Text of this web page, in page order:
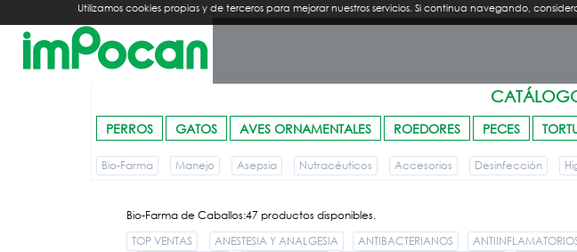
PERROS GATOS AVES ORNAMENTALES ROEDORES PECES
Bio-Farma Manejo Asepsia Nutracéuticos Accesorios Desinfección
Bio-Farma de Caballos:47 productos disponibles.
TOP VENTAS
ANESTESIA Y ANALGESIA ANTIBACTERIANOS
Utilizamos cookies propias y de terceros para mejorar nuestros servicios. Si continua navegando,